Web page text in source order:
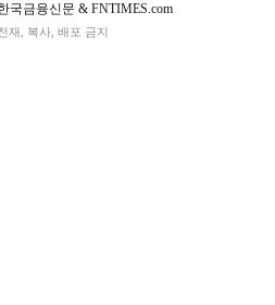
국금융신문 & FNTIMES.com
재, 복사, 배포 금지